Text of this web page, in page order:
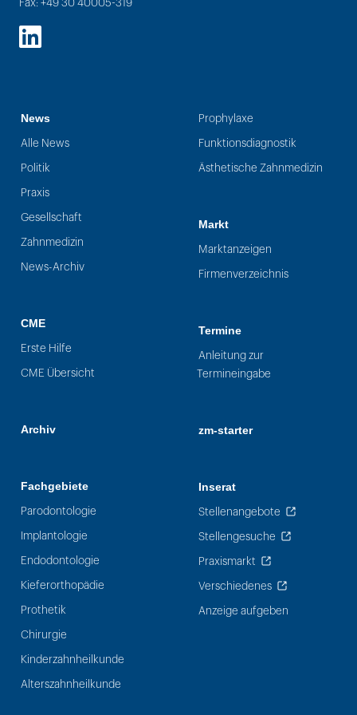
Fax: +49 30 40005-319
LinkedIn
News
Alle News
Politik
Praxis
Gesellschaft
Zahnmedizin
News-Archiv
CME
Erste Hilfe
CME Übersicht
Archiv
Fachgebiete
Parodontologie
Implantologie
Endodontologie
Kieferorthopädie
Prothetik
Chirurgie
Kinderzahnheilkunde
Alterszahnheilkunde
Prophylaxe
Funktionsdiagnostik
Ästhetische Zahnmedizin
Markt
Marktanzeigen
Firmenverzeichnis
Termine
Anleitung zur
Termineingabe
zm-starter
Inserat
Stellenangebote
Stellengesuche
Praxismarkt
Verschiedenes
Anzeige aufgeben